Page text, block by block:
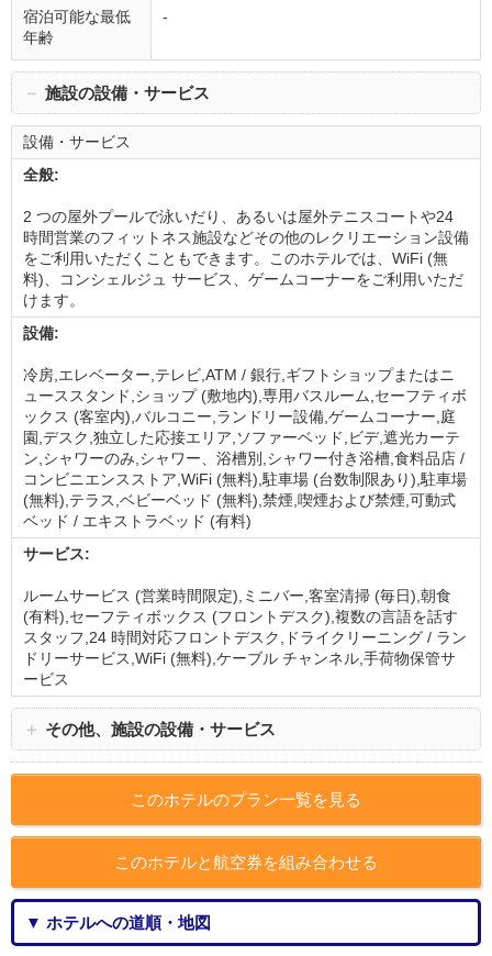
宿泊可能な最低
年齢
-
－ 施設の設備・サービス
設備・サービス
全般:
2 つの屋外プールで泳いだり、あるいは屋外テニスコートや24
時間営業のフィットネス施設などその他のレクリエーション設備
をご利用いただくこともできます。このホテルでは、WiFi (無
料)、コンシェルジュ サービス、ゲームコーナーをご利用いただ
けます。
設備:
冷房,エレベーター,テレビ,ATM / 銀行,ギフトショップまたはニ
ューススタンド,ショップ (敷地内),専用バスルーム,セーフティボ
ックス (客室内),バルコニー,ランドリー設備,ゲームコーナー,庭
園,デスク,独立した応接エリア,ソファーベッド,ビデ,遮光カーテ
ン,シャワーのみ,シャワー、浴槽別,シャワー付き浴槽,食料品店 /
コンビニエンスストア,WiFi (無料),駐車場 (台数制限あり),駐車場
(無料),テラス,ベビーベッド (無料),禁煙,喫煙および禁煙,可動式
ベッド / エキストラベッド (有料)
サービス:
ルームサービス (営業時間限定),ミニバー,客室清掃 (毎日),朝食
(有料),セーフティボックス (フロントデスク),複数の言語を話す
スタッフ,24 時間対応フロントデスク,ドライクリーニング / ラン
ドリーサービス,WiFi (無料),ケーブル チャンネル,手荷物保管サ
ービス
＋ その他、施設の設備・サービス
このホテルのプラン一覧を見る
このホテルと航空券を組み合わせる
▼ ホテルへの道順・地図